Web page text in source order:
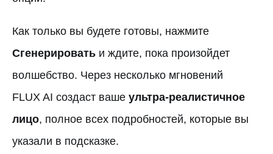
Как только вы будете готовы, нажмите
Сгенерировать и ждите, пока произойдет
волшебство. Через несколько мгновений
FLUX AI создаст ваше ультра-реалистичное
лицо, полное всех подробностей, которые вы
указали в подсказке.